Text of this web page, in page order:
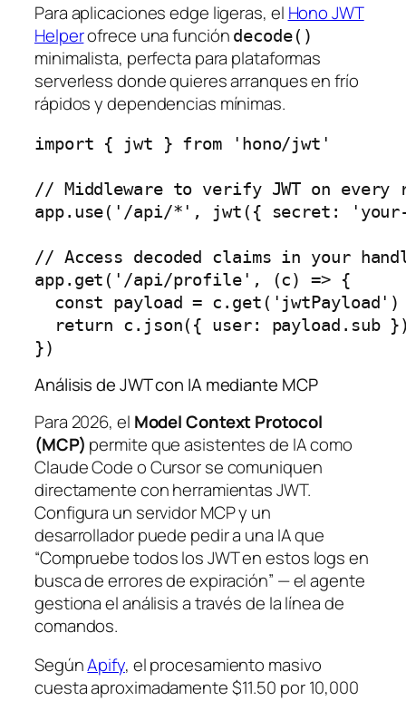
Para aplicaciones edge ligeras, el Hono JWT
Helperofrece una función decode()
minimalista, perfecta para plataformas
serverless donde quieres arranques en frío
rápidos y dependencias mínimas.
import { jwt } from 'hono/jwt'
// Middleware to verify JWT on every
app.use('/api/*', jwt({ secret:
// Access decoded claims in your
app.get('/api/profile', (c) => {
  const payload = c.get('jwtPayload')
return c.json({ user: payload.sub
Análisis de JWT con IA mediante MCP
Para 2026, el Model Context Protocol
(MCP) permite que asistentes de IA como
Claude Code o Cursor se comuniquen
directamente con herramientas JWT.
Configura un servidor MCP y un
desarrollador puede pedir a una IA que
“Compruebe todos los JWT en estos logs en
busca de errores de expiración” — el agente
gestiona el análisis a través de la línea de
comandos.
SegúnApify, el procesamiento masivo
cuesta aproximadamente $11.50 por 10,000